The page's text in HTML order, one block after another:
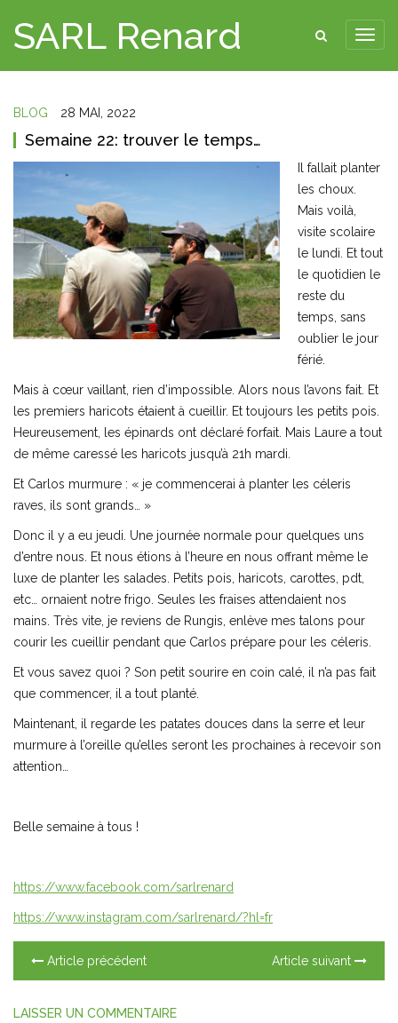
SARL Renard
BLOG 28 MAI, 2022
Semaine 22: trouver le temps…
Il fallait planter
les choux.
Mais voilà,
visite scolaire
le lundi. Et tout
le quotidien le
reste du
temps, sans
oublier le jour
férié.
Mais à cœur vaillant, rien d’impossible. Alors nous l’avons fait. Et
les premiers haricots étaient à cueillir. Et toujours les petits pois.
Heureusement, les épinards ont déclaré forfait. Mais Laure a tout
de même caressé les haricots jusqu’à 21h mardi.
Et Carlos murmure : « je commencerai à planter les céleris
raves, ils sont grands… »
Donc il y a eu jeudi. Une journée normale pour quelques uns
d’entre nous. Et nous étions à l’heure en nous offrant même le
luxe de planter les salades. Petits pois, haricots, carottes, pdt,
etc… ornaient notre frigo. Seules les fraises attendaient nos
mains. Très vite, je reviens de Rungis, enlève mes talons pour
courir les cueillir pendant que Carlos prépare pour les céleris.
Et vous savez quoi ? Son petit sourire en coin calé, il n’a pas fait
que commencer, il a tout planté.
Maintenant, il regarde les patates douces dans la serre et leur
murmure à l’oreille qu’elles seront les prochaines à recevoir son
attention…
Belle semaine à tous !
https://www.facebook.com/sarlrenard
https://www.instagram.com/sarlrenard/?hl=fr
Article précédent Article suivant
LAISSER UN COMMENTAIRE